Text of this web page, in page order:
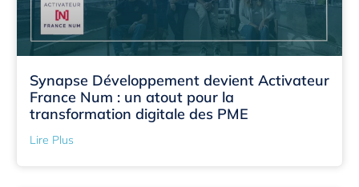
Synapse Développement devient Activateur
France Num : un atout pour la
transformation digitale des PME
Lire Plus